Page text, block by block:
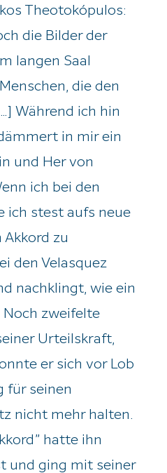
Theotokópulos:
die Bilder der
langen Saal
die den
Während ich hin
in mir ein
und Her von
ich bei den
ich stest aufs neue
zu
den Velasquez
nachklingt, wie ein
Noch zweifelte
Urteilskraft,
er sich vor Lob
für seinen
nicht mehr halten.
hatte ihn
und ging mit seiner